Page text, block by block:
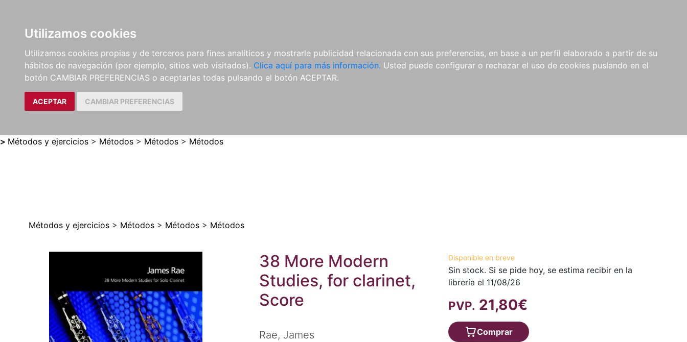
Utilizamos cookies
Utilizamos cookies propias y de terceros para fines analíticos y mostrarle publicidad relacionada con sus preferencias, en base a un perfil elaborado a partir de su
hábitos de navegación (por ejemplo, sitios web visitados). Clica aquí para más información. Usted puede configurar o rechazar el uso de cookies puslando en el
botón CAMBIAR PREFERENCIAS o aceptarlas todas pulsando el botón ACEPTAR.
ACEPTAR CAMBIAR PREFERENCIAS
LIBROS
MÉTODOS Y
EJERCICIOS
PARTITURAS Y EDICIONES
CRÍTICAS
REVISTAS
CDS Y
DVDS
MATERIAL
COMPLEMENTARIO
NOVEDADES NOTICIAS
COMPRAS
INSTITUCIONALES
> Métodos y ejercicios > Métodos > Métodos > Métodos
Métodos y ejercicios > Métodos > Métodos > Métodos
38 More Modern
Studies, for clarinet,
Score
Rae, James
Disponible en breve
Sin stock. Si se pide hoy, se estima recibir en la
librería el 11/08/26
PVP. 21,80€
Comprar